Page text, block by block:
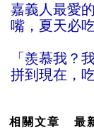
嘉義人最愛
嘴，夏天必
「羨慕我？
拼到現在，
相關文章 最